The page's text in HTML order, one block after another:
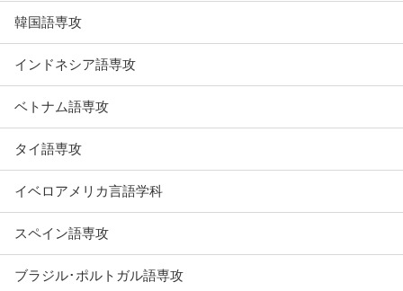
韓国語専攻
インドネシア語専攻
ベトナム語専攻
タイ語専攻
イベロアメリカ言語学科
スペイン語専攻
ブラジル･ポルトガル語専攻